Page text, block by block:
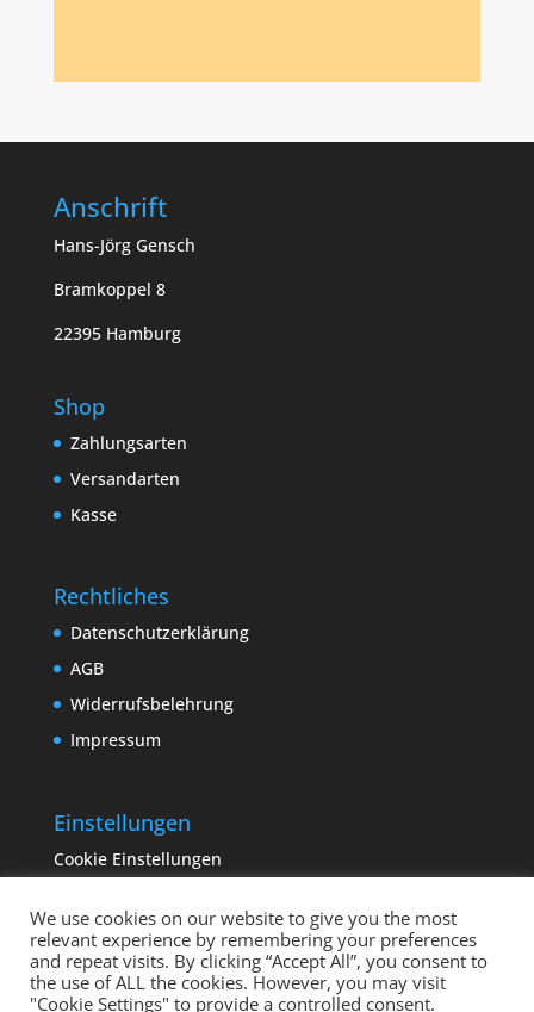
Anschrift
Hans-Jörg Gensch
Bramkoppel 8
22395 Hamburg
Shop
Zahlungsarten
Versandarten
Kasse
Rechtliches
Datenschutzerklärung
AGB
Widerrufsbelehrung
Impressum
Einstellungen
Cookie Einstellungen
We use cookies on our website to give you the most
relevant experience by remembering your preferences
and repeat visits. By clicking “Accept All”, you consent to
the use of ALL the cookies. However, you may visit
"Cookie Settings" to provide a controlled consent.